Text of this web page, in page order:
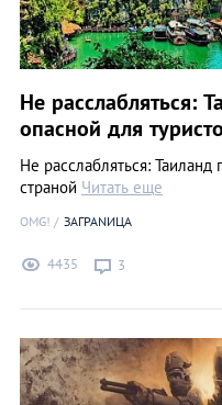
Не расслабляться:
опасной для
Не расслабляться:
страной Читать еще
OMG! ЗАГРАNИЦА
4435 3